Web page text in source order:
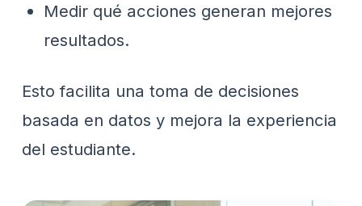
Medir qué acciones generan mejores
resultados.
Esto facilita una toma de decisiones
basada en datos y mejora la experiencia
del estudiante.